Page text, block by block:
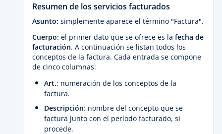
Resumen de los servicios facturados
Asunto: simplemente aparece el término "Factura".
Cuerpo: el primer dato que se ofrece es la fecha de
facturación. A continuación se listan todos los
conceptos de la factura. Cada entrada se compone
de cinco columnas:
Art.: numeración de los conceptos de la
factura.
Descripción: nombre del concepto que se
factura junto con el período facturado, si
procede.